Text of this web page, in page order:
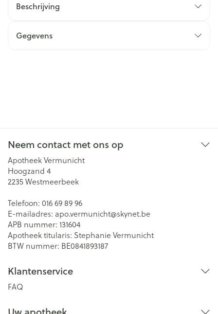
Beschrijving
Gegevens
Neem contact met ons op
Apotheek Vermunicht
Hoogzand 4
2235Westmeerbeek
Telefoon: 016 69 89 96
E-mailadres: apo.vermunicht@skynet.be
APB nummer: 131604
Apotheek titularis: Stephanie Vermunicht
BTW nummer: BE0841893187
Klantenservice
FAQ